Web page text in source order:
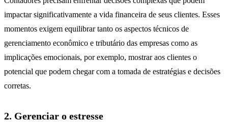
impactar significativamente a vida financeira de seus clientes. Esses
momentos exigem equilibrar tanto os aspectos técnicos de
gerenciamento econômico e tributário das empresas como as
implicações emocionais, por exemplo, mostrar aos clientes o
potencial que podem chegar com a tomada de estratégias e decisões
corretas.
2. Gerenciar o estresse